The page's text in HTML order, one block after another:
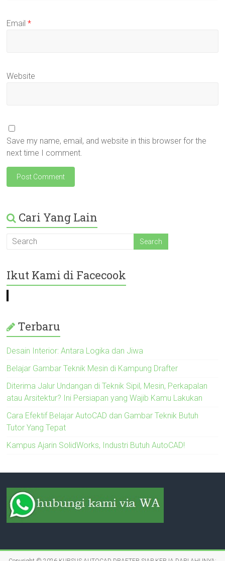
Email*
Website
Save my name, email, and website in this browser for the
next time I comment.
Cari Yang Lain
Ikut Kami di Facecook
Terbaru
Desain Interior: Antara Logika dan Jiwa
Belajar Gambar Teknik Mesin di Kampung Drafter
Diterima Jalur Undangan di Teknik Sipil, Mesin, Perkapalan
atau Arsitektur? Ini Persiapan yang Wajib Kamu Lakukan
Cara Efektif Belajar AutoCAD dan Gambar Teknik Butuh
Tutor Yang Tepat
Kampus Ajarin SolidWorks, Industri Butuh AutoCAD!